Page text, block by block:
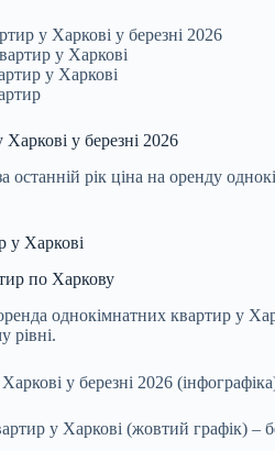
у Харкові у березні 2026
у Харкові
у Харкові
у березні 2026
останній рік ціна на оренду
у Харкові
по Харкову
однокімнатних квартир у
рівні.
у Харкові (жовтий графік) –